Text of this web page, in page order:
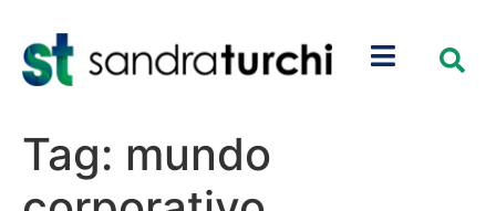
Tag: mundo